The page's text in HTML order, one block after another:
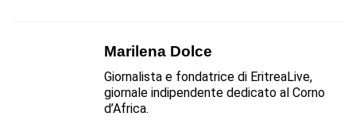
Marilena Dolce
Giornalista e fondatrice di EritreaLive,
giornale indipendente dedicato al Corno
d’Africa.